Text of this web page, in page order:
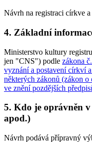
Návrh na registraci církve a
4. Základní
Ministerstvo kultury
jen "CNS") podle zákona
vyznání a postavení církví
některých zákonů (zákon o
ve znění pozdějších
5. Kdo je oprávněn
apod.)
Návrh podává přípravný